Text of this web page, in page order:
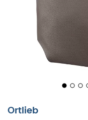
Ortlieb